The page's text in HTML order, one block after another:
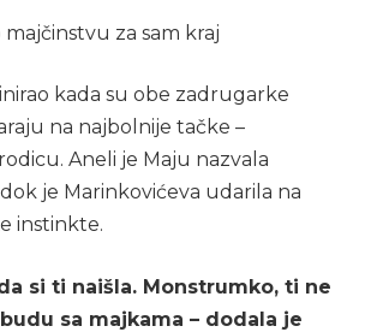
za sam kraj
kada su obe zadrugarke
na najbolnije tačke –
Aneli je Maju nazvala
je Marinkovićeva udarila na
instinkte.
si ti naišla. Monstrumko, ti ne
sa majkama – dodala je